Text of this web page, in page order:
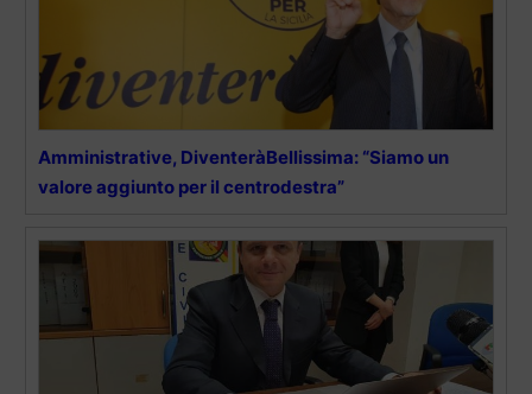
Amministrative, DiventeràBellissima: “Siamo un
valore aggiunto per il centrodestra”